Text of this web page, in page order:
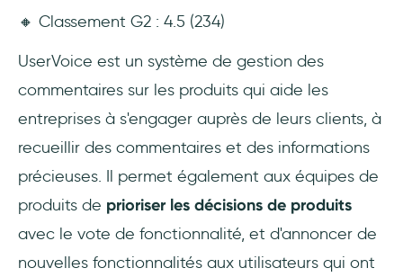
🔸 Classement G2 : 4.5 (234)
UserVoice est un système de gestion des
commentaires sur les produits qui aide les
entreprises à s'engager auprès de leurs clients, à
recueillir des commentaires et des informations
précieuses. Il permet également aux équipes de
produits de prioriser les décisions de produits
avec le vote de fonctionnalité, et d'annoncer de
nouvelles fonctionnalités aux utilisateurs qui ont